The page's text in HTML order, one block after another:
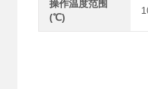
操作温度范围
(℃)